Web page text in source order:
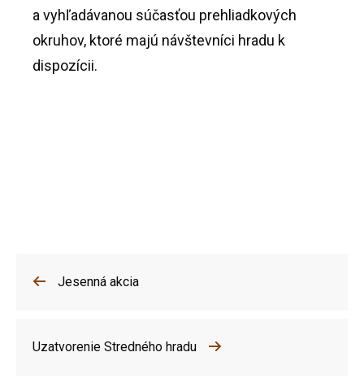
a vyhľadávanou súčasťou prehliadkových
okruhov, ktoré majú návštevníci hradu k
dispozícii.
Jesenná akcia
Uzatvorenie Stredného hradu